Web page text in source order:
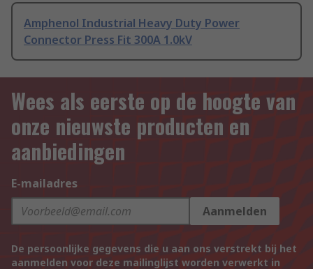
Amphenol Industrial Heavy Duty Power
Connector Press Fit 300A 1.0kV
Wees als eerste op de hoogte van
onze nieuwste producten en
aanbiedingen
E-mailadres
Aanmelden
De persoonlijke gegevens die u aan ons verstrekt bij het
aanmelden voor deze mailinglijst worden verwerkt in